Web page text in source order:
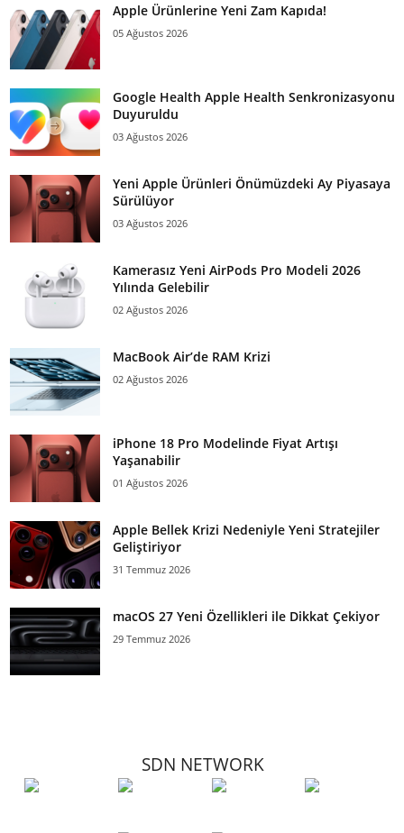
Apple Ürünlerine Yeni Zam Kapıda!
05 Ağustos 2026
Google Health Apple Health Senkronizasyonu
Duyuruldu
03 Ağustos 2026
Yeni Apple Ürünleri Önümüzdeki Ay Piyasaya
Sürülüyor
03 Ağustos 2026
Kamerasız Yeni AirPods Pro Modeli 2026
Yılında Gelebilir
02 Ağustos 2026
MacBook Air’de RAM Krizi
02 Ağustos 2026
iPhone 18 Pro Modelinde Fiyat Artışı
Yaşanabilir
01 Ağustos 2026
Apple Bellek Krizi Nedeniyle Yeni Stratejiler
Geliştiriyor
31 Temmuz 2026
macOS 27 Yeni Özellikleri ile Dikkat Çekiyor
29 Temmuz 2026
SDN NETWORK